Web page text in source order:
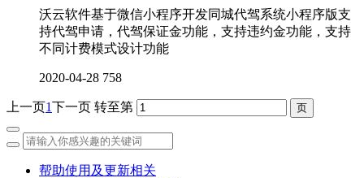
沃云软件基于微信小程序开发同城代驾系统小程序版支
持代驾申请，代驾保证金功能，支持违约金功能，支持
不同计费模式设计功能
2020-04-28 758
上一页1下一页 转至第
帮助使用及更新相关